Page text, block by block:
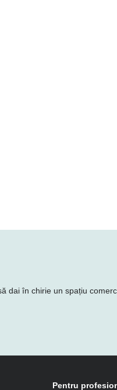
dai în chirie un spațiu
Pentru